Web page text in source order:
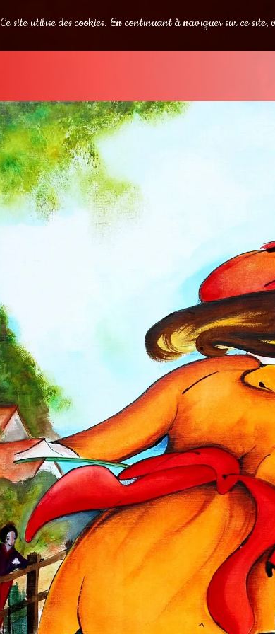
Ce site utilise des cookies. En continuant à naviguer sur ce site,